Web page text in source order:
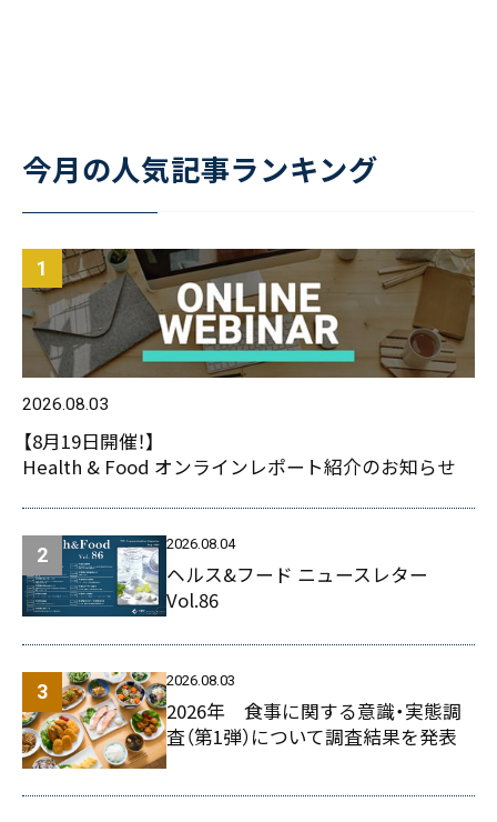
今月の人気記事ランキング
2026.08.03
【8月19日開催！】
Health & Food オンラインレポート紹介のお知らせ
2026.08.04
ヘルス&フード ニュースレター
Vol.86
2026.08.03
2026年 食事に関する意識・実態調
査（第1弾）について調査結果を発表